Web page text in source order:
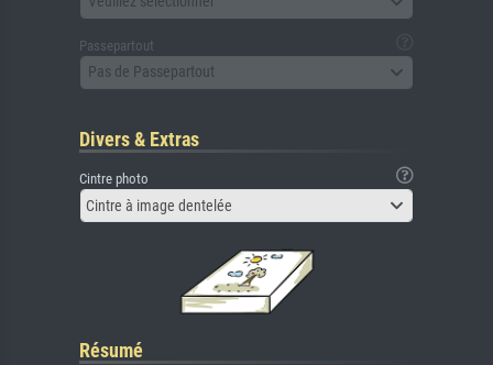
Passepartout
Pas de Passepartout
Divers & Extras
Cintre photo
Cintre à image dentelée
Résumé